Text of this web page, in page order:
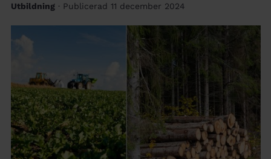
Utbildning · Publicerad 11 december 2024